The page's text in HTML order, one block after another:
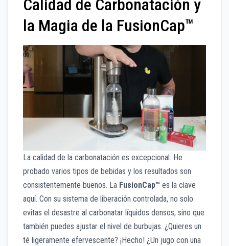
Calidad de Carbonatación y
la Magia de la FusionCap™
La calidad de la carbonatación es excepcional. He
probado varios tipos de bebidas y los resultados son
consistentemente buenos. La FusionCap™ es la clave
aquí. Con su sistema de liberación controlada, no solo
evitas el desastre al carbonatar líquidos densos, sino que
también puedes ajustar el nivel de burbujas. ¿Quieres un
té ligeramente efervescente? ¡Hecho! ¿Un jugo con una